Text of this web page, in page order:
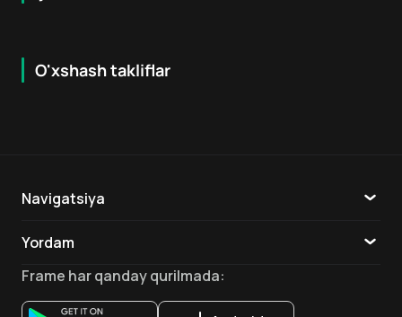
O'xshash takliflar
18 + 6.8
Navigatsiya
Yordam
Aloqa
Ilovalar
Frame har qanday qurilmada: